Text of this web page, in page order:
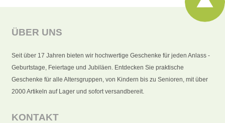
ÜBER UNS
Seit über 17 Jahren bieten wir hochwertige Geschenke für jeden Anlass -
Geburtstage, Feiertage und Jubiläen. Entdecken Sie praktische
Geschenke für alle Altersgruppen, von Kindern bis zu Senioren, mit über
2000 Artikeln auf Lager und sofort versandbereit.
KONTAKT